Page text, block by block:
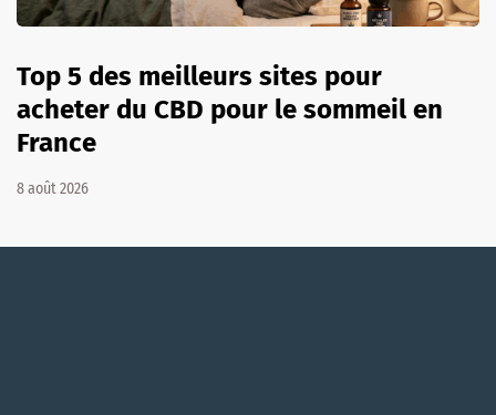
Top 5 des meilleurs sites pour
acheter du CBD pour le sommeil en
France
8 août 2026